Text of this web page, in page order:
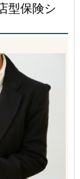
型保険シ